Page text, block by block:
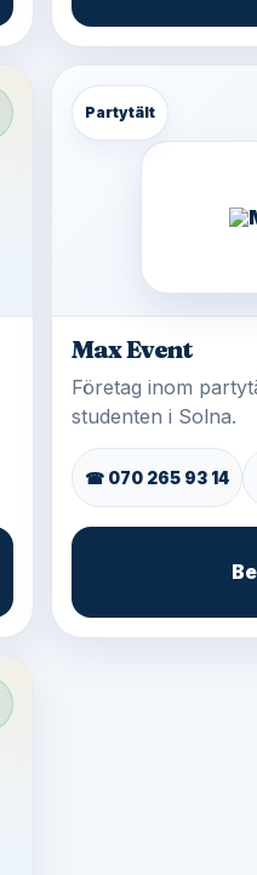
Partytält
Max Event
Företag inom
studenten i Solna.
☎ 070 265 93 14